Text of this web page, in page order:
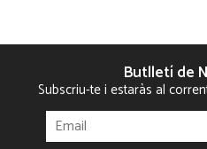
Butlletí de
Subscriu-te i estaràs al